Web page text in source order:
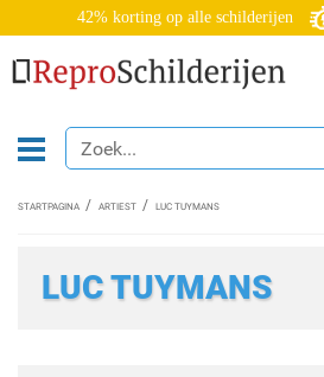
42% korting op alle schilderijen
STARTPAGINA ARTIEST LUC TUYMANS
LUC TUYMANS